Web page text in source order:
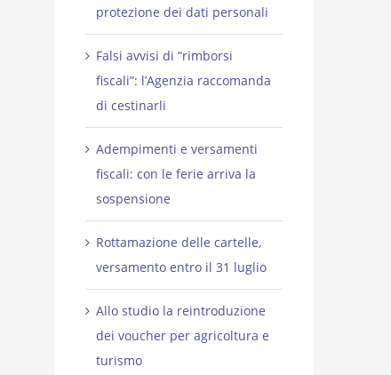
protezione dei dati personali
Falsi avvisi di “rimborsi
fiscali”: l’Agenzia raccomanda
di cestinarli
Adempimenti e versamenti
fiscali: con le ferie arriva la
sospensione
Rottamazione delle cartelle,
versamento entro il 31 luglio
Allo studio la reintroduzione
dei voucher per agricoltura e
turismo